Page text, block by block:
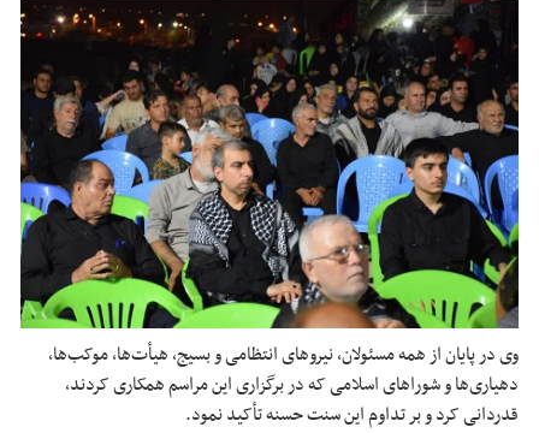
وی در پایان از همه مسئولان، نیروهای انتظامی و بسیج، هیأت‌ها، موکب‌ها،
دهیاری‌ها و شوراهای اسلامی که در برگزاری این مراسم همکاری کردند،
قدردانی کرد و بر تداوم این سنت حسنه تأکید نمود.